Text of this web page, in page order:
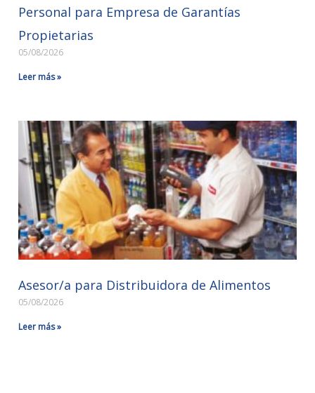
Personal para Empresa de Garantías
Propietarias
05/08/2026
Leer más »
Asesor/a para Distribuidora de Alimentos
05/08/2026
Leer más »